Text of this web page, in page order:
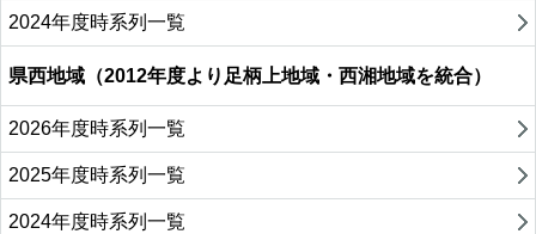
2024年度時系列一覧
県西地域（2012年度より足柄上地域・西湘地域を統合）
2026年度時系列一覧
2025年度時系列一覧
2024年度時系列一覧